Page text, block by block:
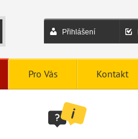
Přihlášení
Pro Vás Kontakt